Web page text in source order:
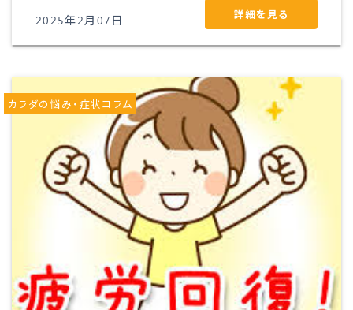
2025年2月07日 詳細を見る
カラダの悩み・症状コラム